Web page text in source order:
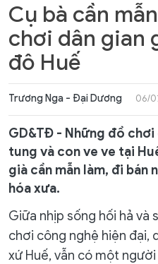
Cụ bà cần
chơi dân gian
đô Huế
Trương Nga - Đại Dương 06/
GD&TĐ - Những đồ
tung và con ve ve tại
già cần mẫn làm, đi bán
hóa xưa.
Giữa nhịp sống hối hả và
chơi công nghệ hiện đại,
xứ Huế, vẫn có một